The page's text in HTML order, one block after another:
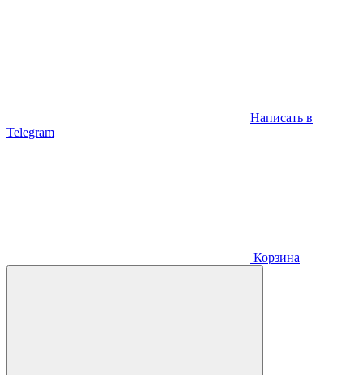
Написать в
Telegram
Корзина